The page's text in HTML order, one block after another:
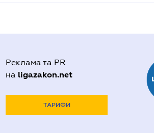
Реклама та PR
на ligazakon.net
ТАРИФИ